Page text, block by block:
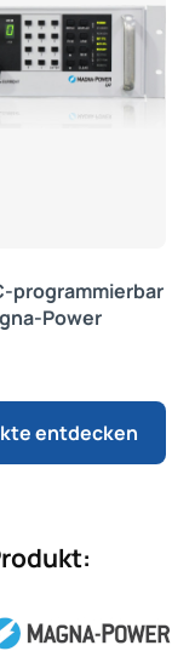
programmierbar
Power
entdecken